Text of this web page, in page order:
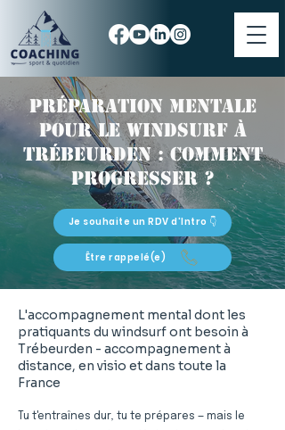
Préparation mentale
pour le windsurf à
Trébeurden : comment
progresser ?
Je souhaite un RDV d'Intro 👇
Être rappelé(e)
L'accompagnement mental dont les
pratiquants du windsurf ont besoin à
Trébeurden - accompagnement à
distance, en visio et dans toute la
France
Tu t'entraînes dur, tu te prépares — mais le